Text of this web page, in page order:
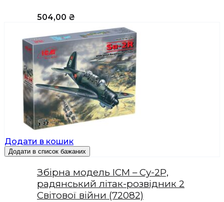
504,00 ₴
Додати в кошик
Додати в список бажаних
Збірна модель ICM – Су-2Р,
радянський літак-розвідник 2
Світової війни (72082)